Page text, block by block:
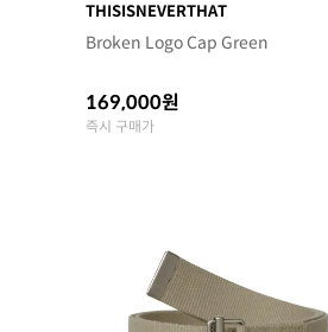
THISISNEVERTHAT
Broken Logo Cap Green
169,000원
즉시 구매가